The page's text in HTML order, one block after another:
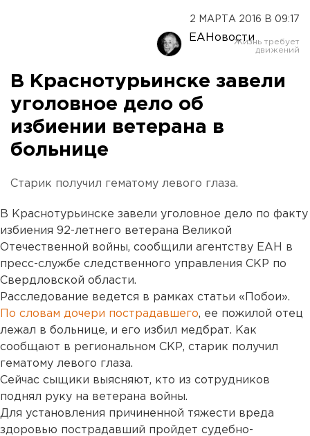
2 МАРТА 2016 В 09:17
ЕАНовости
В Краснотурьинске завели
уголовное дело об
избиении ветерана в
больнице
Старик получил гематому левого глаза.
В Краснотурьинске завели уголовное дело по факту
избиения 92-летнего ветерана Великой
Отечественной войны, сообщили агентству ЕАН в
пресс-службе следственного управления СКР по
Свердловской области.
Расследование ведется в рамках статьи «Побои».
По словам дочери пострадавшего, ее пожилой отец
лежал в больнице, и его избил медбрат. Как
сообщают в региональном СКР, старик получил
гематому левого глаза.
Сейчас сыщики выясняют, кто из сотрудников
поднял руку на ветерана войны.
Для установления причиненной тяжести вреда
здоровью пострадавший пройдет судебно-